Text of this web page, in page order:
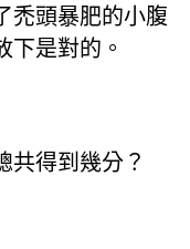
禿頭暴肥的小腹
下是對的。
共得到幾分？